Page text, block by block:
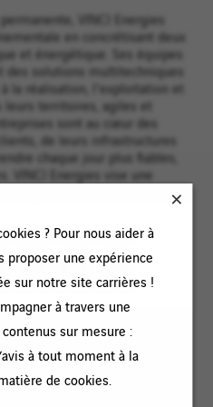
? Pour nous aider à
proposer une expérience
sur notre site carrières !
à travers une
sur mesure :
à tout moment à la
de cookies.
VINCI Energies
en concrétisant deux
et énergétique. Ses équipes
des solutions multitechniques
la réalisation, l'exploitation et
leurs territoires, agiles et
sont au cœur des
de leurs infrastructures
chaque jour plus fiables,
VINCI Energies vise une
à la planète, utile aux hommes